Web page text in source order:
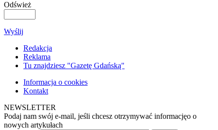
Odśwież
Wyślij
Redakcja
Reklama
Tu znajdziesz "Gazetę Gdańską"
Informacja o cookies
Kontakt
NEWSLETTER
Podaj nam swój e-mail, jeśli chcesz otrzymywać informacjęo o
nowych artykułach